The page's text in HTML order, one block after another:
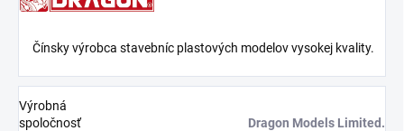
Čínsky výrobca stavebníc plastových modelov vysokej kvality.
Výrobná
spoločnosť
Dragon Models Limited.